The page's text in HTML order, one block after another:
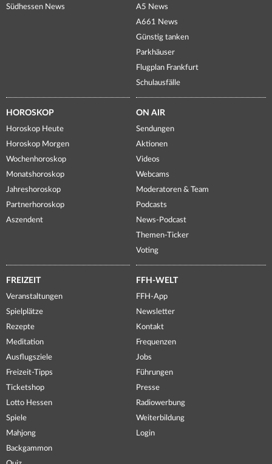
Südhessen News
A5 News
A661 News
Günstig tanken
Parkhäuser
Flugplan Frankfurt
Schulausfälle
HOROSKOP
Horoskop Heute
Horoskop Morgen
Wochenhoroskop
Monatshoroskop
Jahreshoroskop
Partnerhoroskop
Aszendent
ON AIR
Sendungen
Aktionen
Videos
Webcams
Moderatoren & Team
Podcasts
News-Podcast
Themen-Ticker
Voting
FREIZEIT
Veranstaltungen
Spielplätze
Rezepte
Meditation
Ausflugsziele
Freizeit-Tipps
Ticketshop
Lotto Hessen
Spiele
Mahjong
Backgammon
FFH-WELT
FFH-App
Newsletter
Kontakt
Frequenzen
Jobs
Führungen
Presse
Radiowerbung
Weiterbildung
Login